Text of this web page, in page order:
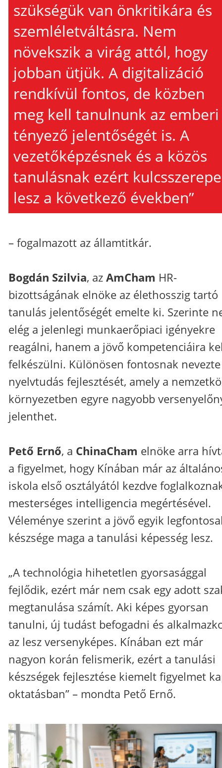
szükségük van önkritikára és
szemléletváltásra. Nem
növekszik a virág attól, hogy
jobban ütjük. A digitalizáció
rendkívül fontos, de közben
meg kell tanulnunk az emberi
tényező jelentőségét is. A
vezetőképzésnek és a közös
tanulásnak ezért kulcsszerepe
lesz a következő években”
– fogalmazott az államtitkár.
Bogdán Szilvia, az AmCham HR-
bizottságának elnöke az élethosszig tartó
tanulás jelentőségét emelte ki. Szerinte
elég a jelenlegi munkaerőpiaci igényekre
reagálni, hanem a jövő kompetenciáira
felkészülni. Különösen fontosnak
nyelvtudás fejlesztését, amely a
környezetben egyre nagyobb
jelenthet.
Pető Ernő, a ChinaCham elnöke arra
a figyelmet, hogy Kínában már az
iskola első osztályától kezdve
mesterséges intelligencia megértésével.
Véleménye szerint a jövő egyik
készsége maga a tanulási képesség lesz.
„A technológia hihetetlen gyorsasággal
fejlődik, ezért már nem csak egy adott
megtanulása számít. Aki képes gyorsan
tanulni, új tudást befogadni és
az lesz versenyképes. Kínában ezt már
nagyon korán felismerik, ezért a tanulási
készségek fejlesztése kiemelt figyelmet
oktatásban” – mondta Pető Ernő.